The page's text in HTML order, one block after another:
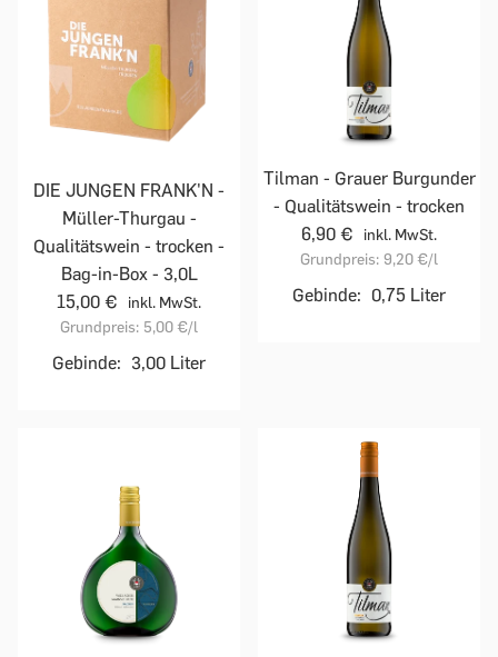
DIE JUNGEN FRANK'N -
Müller-Thurgau -
Qualitätswein - trocken -
Bag-in-Box - 3,0L
15,00 €
inkl. MwSt.
Grundpreis: 5,00 €/l
Gebinde: 3,00 Liter
Tilman - Grauer Burgunder
- Qualitätswein - trocken
6,90 €
inkl. MwSt.
Grundpreis: 9,20 €/l
Gebinde: 0,75 Liter